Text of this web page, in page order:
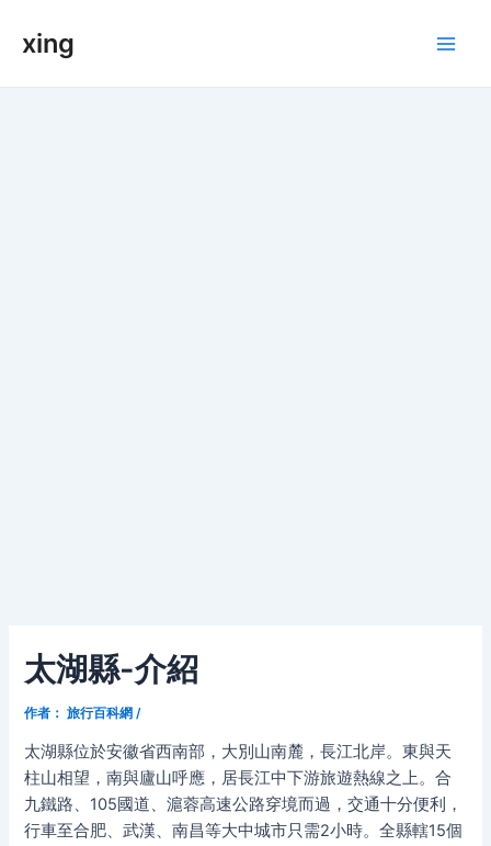
xing
太湖縣-介紹
作者： 旅行百科網 /
太湖縣位於安徽省西南部，大別山南麓，長江北岸。東與天
柱山相望，南與廬山呼應，居長江中下游旅遊熱線之上。合
九鐵路、105國道、滬蓉高速公路穿境而過，交通十分便利，
行車至合肥、武漢、南昌等大中城市只需2小時。全縣轄15個